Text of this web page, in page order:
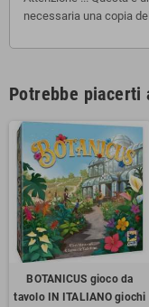
necessaria una copia
Potrebbe piacerti
BOTANICUS gioco da
tavolo IN ITALIANO giochi